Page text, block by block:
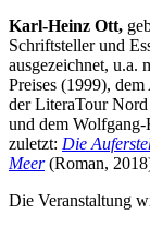
Karl-Heinz Ott,
Schriftsteller und
ausgezeichnet, u.a.
Preises (1999),
der LiteraTour
und dem
zuletzt: Die
Meer(Roman,
Die Veranstaltung